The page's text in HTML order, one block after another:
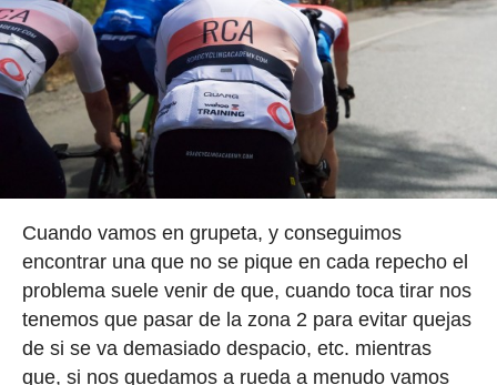
Cuando vamos en grupeta, y conseguimos
encontrar una que no se pique en cada repecho el
problema suele venir de que, cuando toca tirar nos
tenemos que pasar de la zona 2 para evitar quejas
de si se va demasiado despacio, etc. mientras
que, si nos quedamos a rueda a menudo vamos